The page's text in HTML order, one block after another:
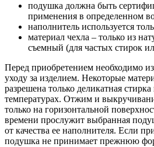
подушка должна быть
применения в определенном
наполнитель используется
материал чехла – только из
съемный (для частых стирок
Перед приобретением необходимо
уходу за изделием. Некоторые
разрешена только деликатная
температурах. Отжим и
только на горизонтальной
времени прослужит выбранная
от качества ее наполнителя. Если
подушка не принимает прежнюю